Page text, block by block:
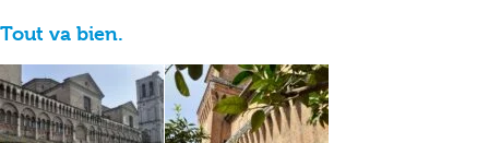
Tout va bien.